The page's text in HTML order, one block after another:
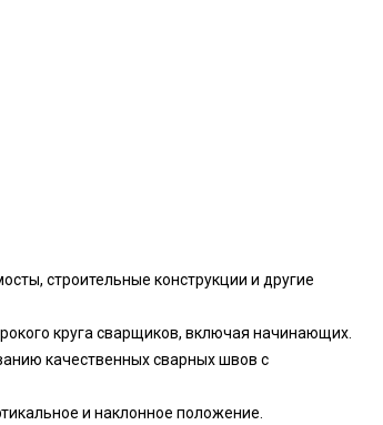
строительные конструкции и другие
круга сварщиков, включая начинающих.
качественных сварных швов с
и наклонное положение.